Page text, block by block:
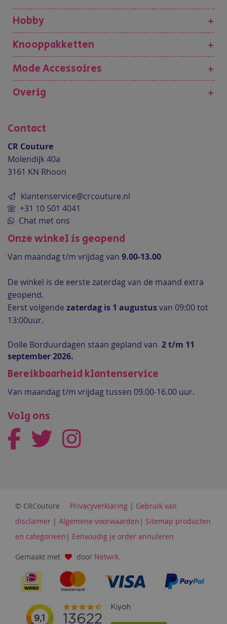
Hobby
+
Knooppakketten
+
Mode Accessoires
+
Overig
+
Contact
CR Couture
Molendijk 40a
3161 KN Rhoon
klantenservice@crcouture.nl
+31 10 501 4041
Chat met ons
Onze winkel is geopend
Van maandag t/m vrijdag van 9.00-13.00
De winkel is de eerste zaterdag van de maand extra
geopend.
Eerst volgende zaterdag is 1 augustusvan 09:00 tot
13:00uur.
Dolle Borduurdagen staan gepland van 2 t/m 11
september 2026.
Bereikbaarheid klantenservice
Van maandag t/m vrijdag tussen 09.00-16.00 uur.
Volg ons
© CRCouture Privacyverklaring | Gebruik van
disclaimer | Algemene voorwaarden | Sitemap producten
en categorieën | Eenvoudig je order annuleren
Gemaakt met door Netwrk.